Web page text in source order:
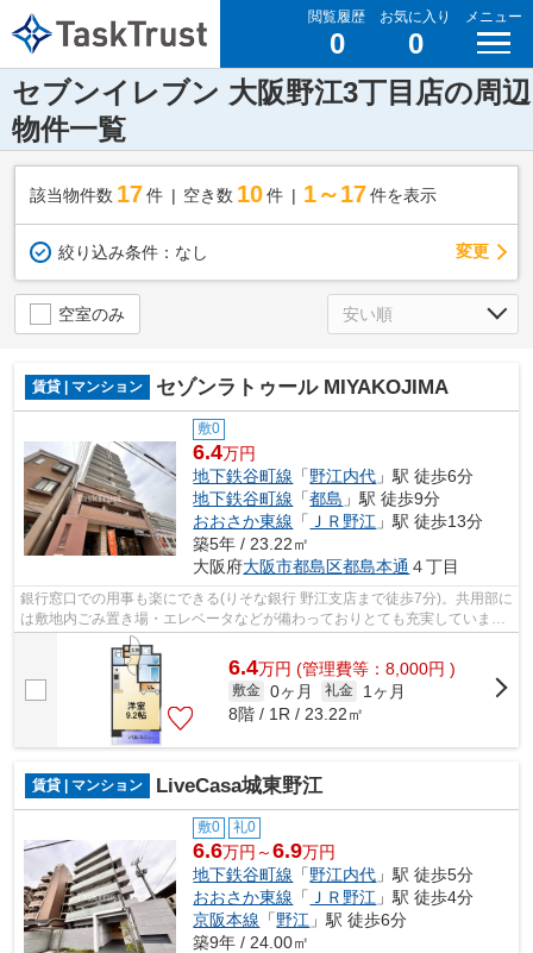
閲覧履歴
0
お気に入り
0
メニュー
セブンイレブン 大阪野江3丁目店の周辺
物件一覧
該当物件数 17件 空き数 10 件 1～17 件を表示
絞り込み条件： なし 変更
空室のみ
賃貸 | マンション セゾンラトゥール MIYAKOJIMA
敷0
6.4万円
地下鉄谷町線 「野江内代 」駅 徒歩6分
地下鉄谷町線 「都島 」駅 徒歩9分
おおさか東線 「 ＪＲ野江 」駅 徒歩13分
築5年 / 23.22㎡
大阪府大阪市都島区都島本通 ４丁目
銀行窓口での用事も楽にできる(りそな銀行 野江支店まで徒歩7分)。共用部に
は敷地内ごみ置き場・エレベータなどが備わっておりとても充実していま
す。こちらの物件はマンションです。...
6.4万円 (管理費等：8,000円 )
敷金 0ヶ月 礼金
1ヶ月
8階 / 1R / 23.22㎡
賃貸 | マンション LiveCasa城東野江
敷0 礼0
6.6万円～6.9万円
地下鉄谷町線 「野江内代 」駅 徒歩5分
おおさか東線 「 ＪＲ野江 」駅 徒歩4分
京阪本線 「野江 」駅 徒歩6分
築9年 / 24.00㎡